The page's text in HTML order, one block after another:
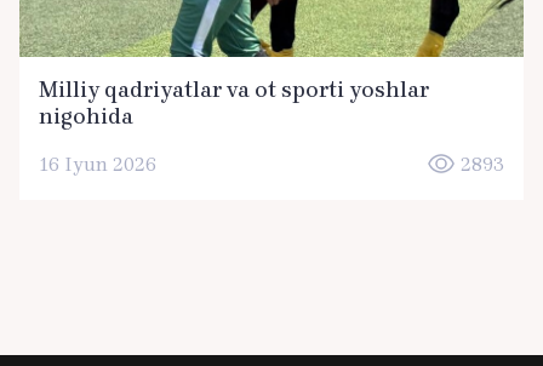
Milliy qadriyatlar va ot sporti yoshlar
nigohida
16 Iyun 2026 2893